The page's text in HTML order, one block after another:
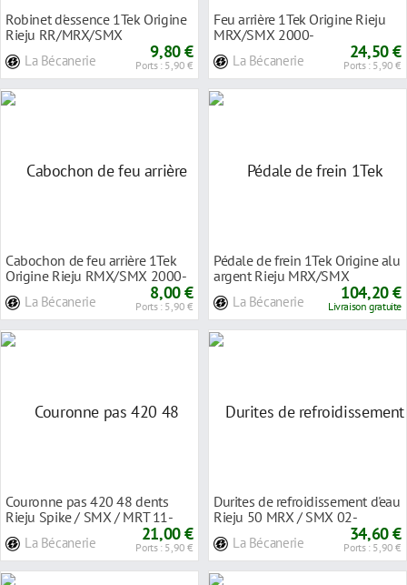
Robinet d'essence 1Tek Origine
Rieju RR/MRX/SMX
La Bécanerie 9,80 €
Ports : 5,90 €
Feu arrière 1Tek Origine Rieju
MRX/SMX 2000-
La Bécanerie 24,50 €
Ports : 5,90 €
Cabochon de feu arrière 1Tek
Origine Rieju RMX/SMX 2000-
La Bécanerie 8,00 €
Ports : 5,90 €
Pédale de frein 1Tek Origine alu
argent Rieju MRX/SMX
La Bécanerie 104,20 €
Livraison gratuite
Couronne pas 420 48 dents
Rieju Spike / SMX / MRT 11-
La Bécanerie 21,00 €
Ports : 5,90 €
Durites de refroidissement d'eau
Rieju 50 MRX / SMX 02-
La Bécanerie 34,60 €
Ports : 5,90 €